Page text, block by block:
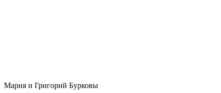
Мария и Григорий Бурковы